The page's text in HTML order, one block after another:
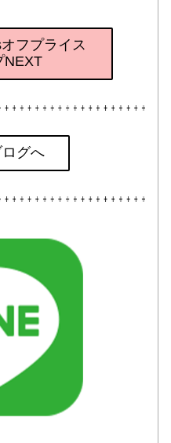
フプライス
NEXT
グへ